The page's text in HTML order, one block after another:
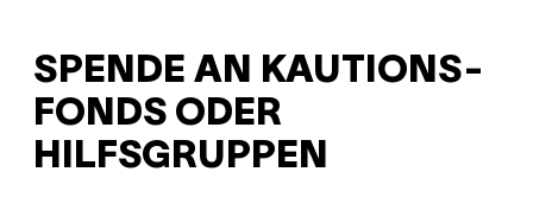
SPENDE AN KAUTIONS-
FONDS ODER
HILFSGRUPPEN